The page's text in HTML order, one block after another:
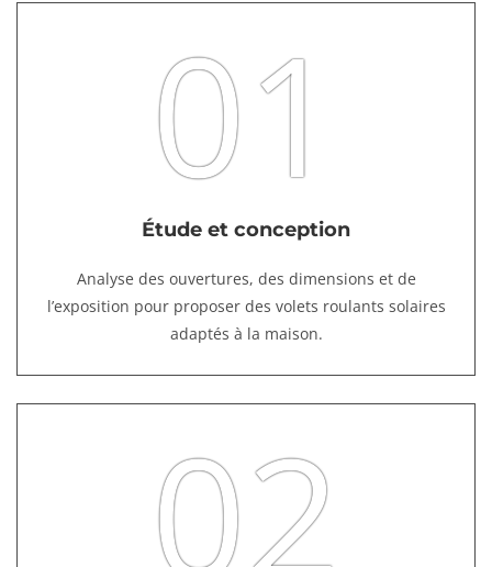
01
Étude et conception
Analyse des ouvertures, des dimensions et de
l’exposition pour proposer des volets roulants solaires
adaptés à la maison.
02